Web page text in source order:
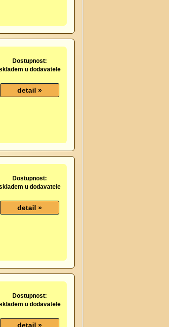
Dostupnost:
u dodavatele
Dostupnost:
u dodavatele
Dostupnost:
u dodavatele